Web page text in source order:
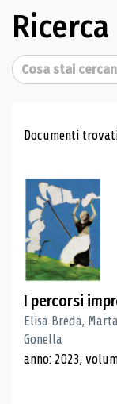
Ricerca
Cerca
Documenti
I percorsi
Elisa Breda,
Gonella
anno: 2023,